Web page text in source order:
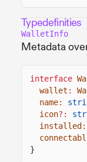
Typedefinities
WalletInfo
Metadata
interface
wallet :
name:
icon?:
installed :
}